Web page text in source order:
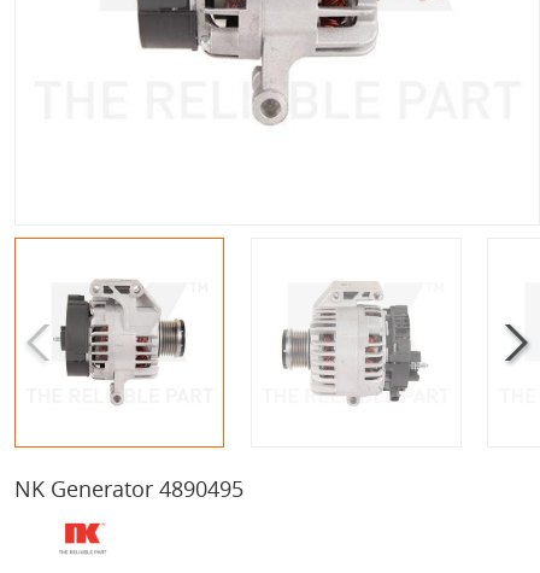
NK Generator 4890495